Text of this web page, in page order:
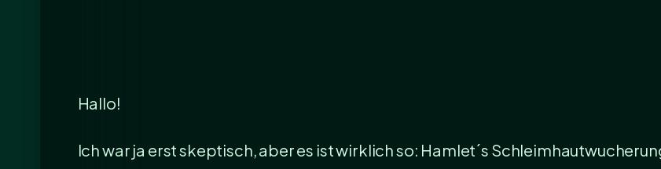
Hallo!
Ich war ja erst skeptisch, aber es ist wirklich so: Hamlet´s